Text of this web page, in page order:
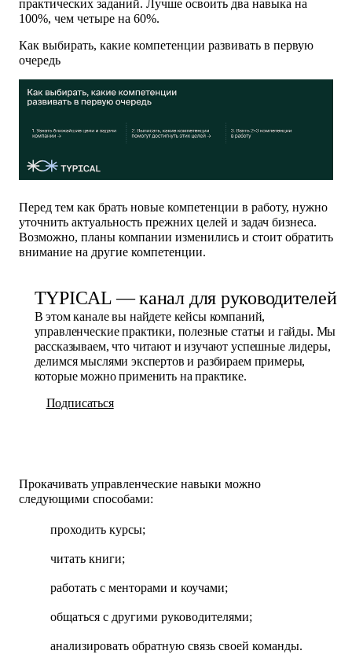
практических заданий. Лучше освоить два навыка на
100%, чем четыре на 60%.
Как выбирать, какие компетенции развивать в первую
очередь
Перед тем как брать новые компетенции в работу, нужно
уточнить актуальность прежних целей и задач бизнеса.
Возможно, планы компании изменились и стоит обратить
внимание на другие компетенции.
TYPICAL — канал для руководителей
В этом канале вы найдете кейсы компаний,
управленческие практики, полезные статьи и гайды. Мы
рассказываем, что читают и изучают успешные лидеры,
делимся мыслями экспертов и разбираем примеры,
которые можно применить на практике.
Подписаться
Прокачивать управленческие навыки можно
следующими способами:
проходить курсы;
читать книги;
работать с менторами и коучами;
общаться с другими руководителями;
анализировать обратную связь своей команды.